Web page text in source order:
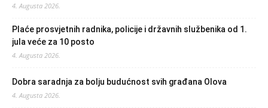
4. Augusta 2026.
Plaće prosvjetnih radnika, policije i državnih službenika od 1.
jula veće za 10 posto
4. Augusta 2026.
Dobra saradnja za bolju budućnost svih građana Olova
4. Augusta 2026.